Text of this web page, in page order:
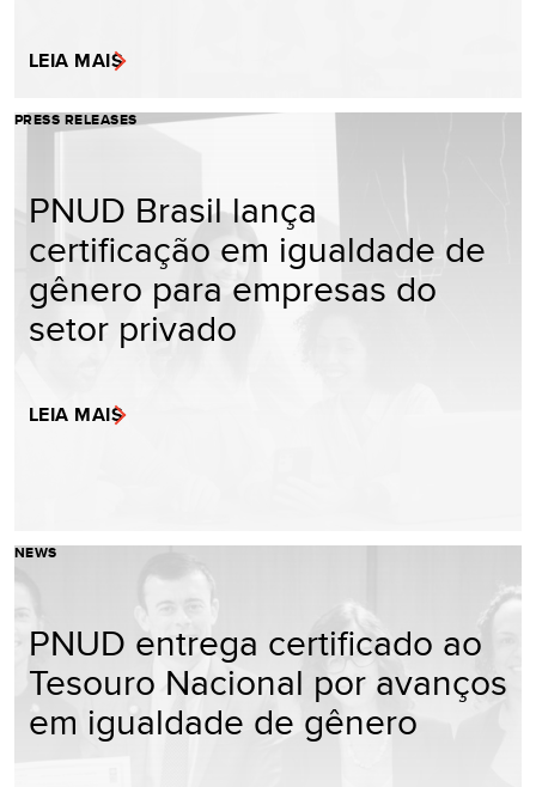
LEIA MAIS
PRESS RELEASES
PNUD Brasil lança
certificação em igualdade de
gênero para empresas do
setor privado
LEIA MAIS
NEWS
PNUD entrega certificado ao
Tesouro Nacional por avanços
em igualdade de gênero